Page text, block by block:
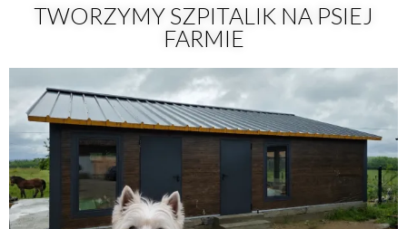
TWORZYMY SZPITALIK NA PSIEJ
FARMIE